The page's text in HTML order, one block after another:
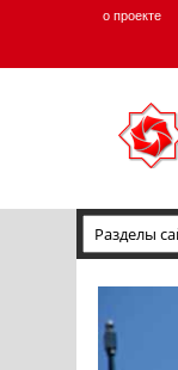
о проекте